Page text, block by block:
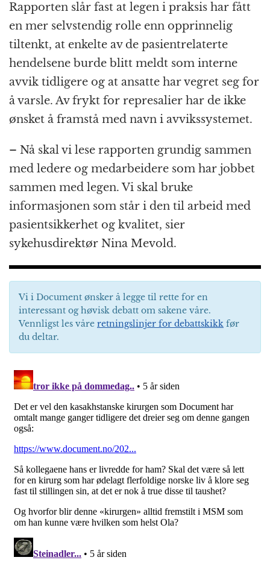
Rapporten slår fast at legen i praksis har fått
en mer selvstendig rolle enn opprinnelig
tiltenkt, at enkelte av de pasientrelaterte
hendelsene burde blitt meldt som interne
avvik tidligere og at ansatte har vegret seg for
å varsle. Av frykt for represalier har de ikke
ønsket å framstå med navn i avvikssystemet.
– Nå skal vi lese rapporten grundig sammen
med ledere og medarbeidere som har jobbet
sammen med legen. Vi skal bruke
informasjonen som står i den til arbeid med
pasientsikkerhet og kvalitet, sier
sykehusdirektør Nina Mevold.
Vi i Document ønsker å legge til rette for en
interessant og høvisk debatt om sakene våre.
Vennligst les våre retningslinjer for debattskikk før
du deltar.